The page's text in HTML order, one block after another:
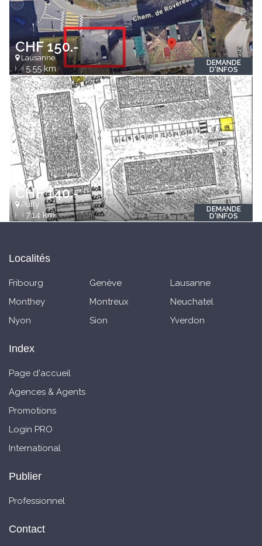
CHF 150.-
Lausanne
5.55 km
DEMANDE
D'INFOS
CHF 140.-
Pully
7.14 km
DEMANDE
D'INFOS
Localités
Fribourg Genève
Lausanne
Monthey
Montreux
Neuchatel
Nyon
Sion Yverdon
Index
Page d'accueil
Agences & Agents
Promotions
Login PRO
International
Publier
Professionnel
Contact